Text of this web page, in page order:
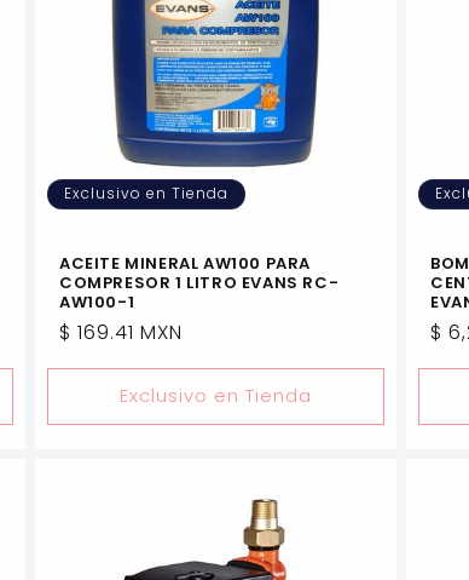
Exclusivo en Tienda
ACEITE MINERAL AW100 PARA
COMPRESOR 1 LITRO EVANS RC-
AW100-1
Precio
$ 169.41 MXN
Exclusivo en Tienda
$